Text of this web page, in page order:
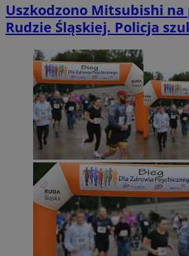
Uszkodzono Mitsubishi
Rudzie Śląskiej. Policja